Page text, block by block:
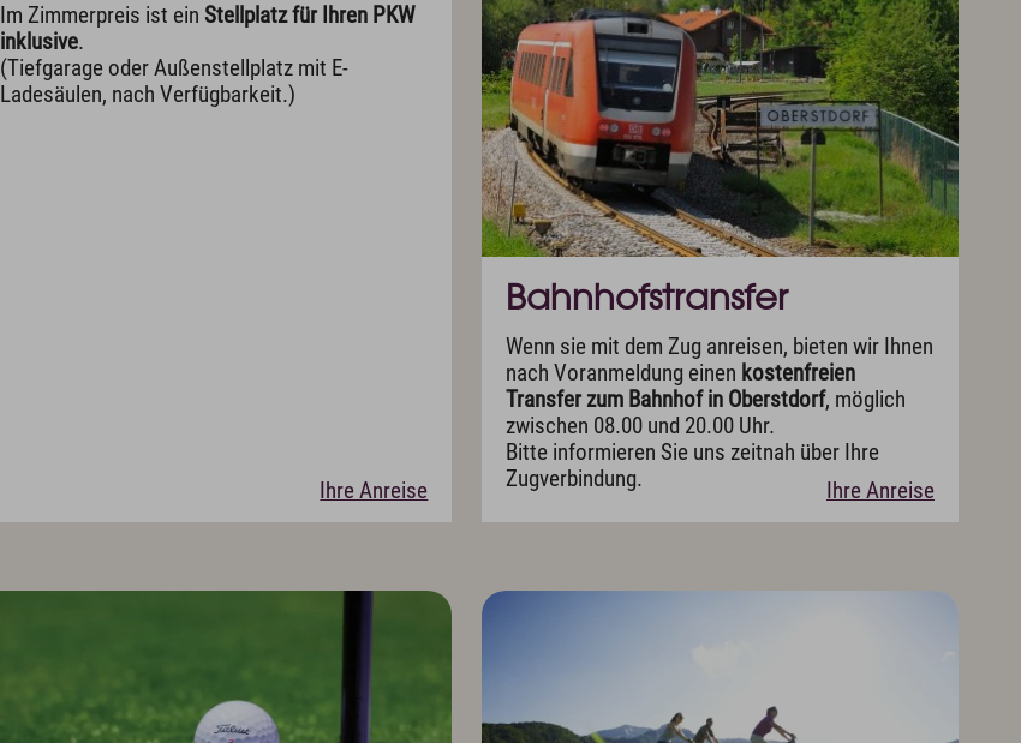
Im Zimmerpreis ist ein Stellplatz für Ihren PKW
inklusive.
(Tiefgarage oder Außenstellplatz mit E-
Ladesäulen, nach Verfügbarkeit.)
Ihre Anreise
Bahnhofstransfer
Wenn sie mit dem Zug anreisen, bieten wir Ihnen
nach Voranmeldung einen kostenfreien
Transfer zum Bahnhof in Oberstdorf, möglich
zwischen 08.00 und 20.00 Uhr.
Bitte informieren Sie uns zeitnah über Ihre
Zugverbindung.
Ihre Anreise